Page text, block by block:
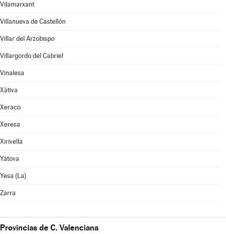
Vilamarxant
Villanueva de Castellón
Villar del Arzobispo
Villargordo del Cabriel
Vinalesa
Xàtiva
Xeraco
Xeresa
Xirivella
Yátova
Yesa (La)
Zarra
Provincias de C. Valenciana